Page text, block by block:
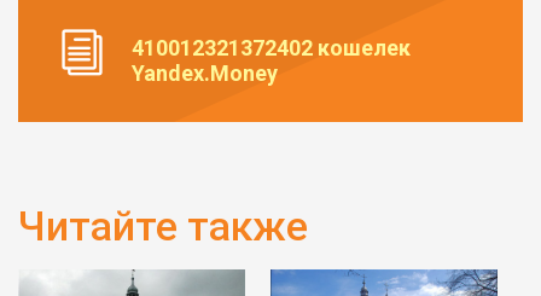
410012321372402 кошелек
Yandex.Money
Читайте также